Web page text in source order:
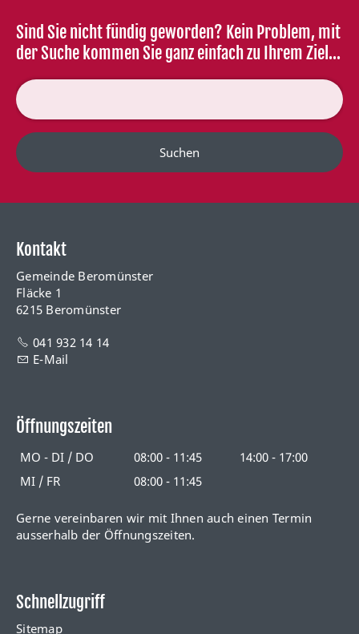
Sind Sie nicht fündig geworden? Kein Problem, mit
der Suche kommen Sie ganz einfach zu Ihrem Ziel...
Suchen
Kontakt
Gemeinde Beromünster
Fläcke 1
6215 Beromünster
041 932 14 14
E-Mail
Öffnungszeiten
MO - DI / DO 08:00 - 11:45
14:00 - 17:00
MI / FR
08:00 - 11:45
Gerne vereinbaren wir mit Ihnen auch einen Termin
ausserhalb der Öffnungszeiten.
Schnellzugriff
Sitemap